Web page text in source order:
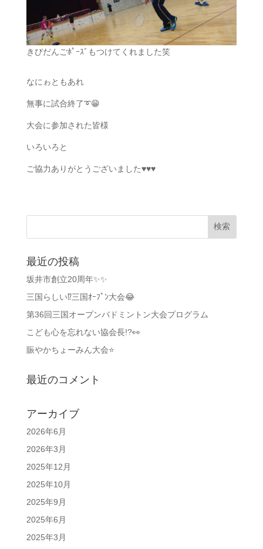
きびだんごﾎﾟｰｽﾞもつけてくれました笑
なにゎともあれ
無事に試合終了➰😁
大会に参加された皆様
いろいろと
ご協力ありがとうございました♥️♥️♥️
最近の投稿
坂井市創立20周年✨✨
三国らしい⁉️三国ｵｰﾌﾟﾝ大会😂
第36回三国オープンバドミントン大会プログラム
こども心を忘れない協会長!?👀
賑やかちょーみん大会⭐
最近のコメント
アーカイブ
2026年6月
2026年3月
2025年12月
2025年10月
2025年9月
2025年6月
2025年3月